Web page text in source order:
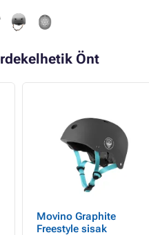
Önt
Movino Graphite
Freestyle sisak